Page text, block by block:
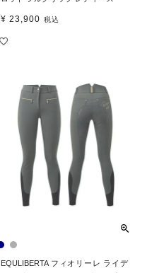
¥ 23,900 税込
EQULIBERTA フィオリーレ ライデ